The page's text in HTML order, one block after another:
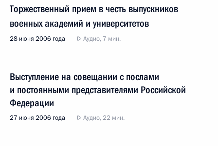
Торжественный прием в честь выпускников
военных академий и университетов
28 июня 2006 года Аудио, 7 мин.
Выступление на совещании с послами
и постоянными представителями Российской
Федерации
27 июня 2006 года Аудио, 22 мин.